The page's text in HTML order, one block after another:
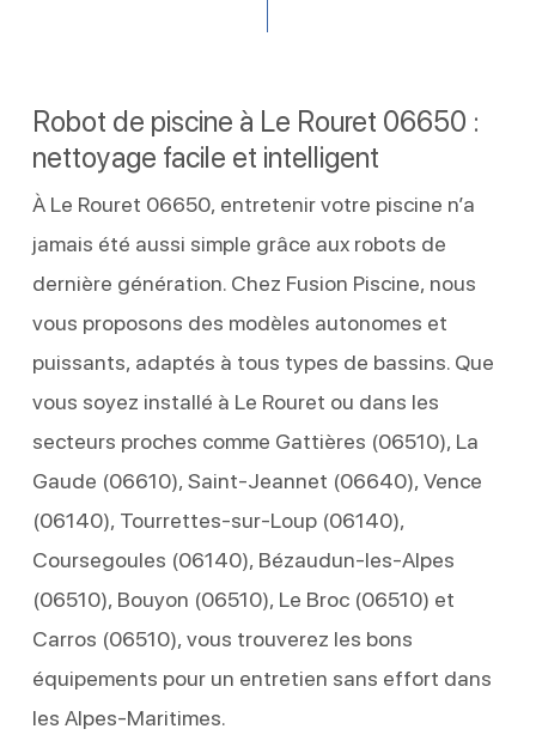
Robot de piscine à Le Rouret 06650 :
nettoyage facile et intelligent
À Le Rouret 06650, entretenir votre piscine n’a
jamais été aussi simple grâce aux robots de
dernière génération. Chez Fusion Piscine, nous
vous proposons des modèles autonomes et
puissants, adaptés à tous types de bassins. Que
vous soyez installé à Le Rouret ou dans les
secteurs proches comme Gattières (06510), La
Gaude (06610), Saint-Jeannet (06640), Vence
(06140), Tourrettes-sur-Loup (06140),
Coursegoules (06140), Bézaudun-les-Alpes
(06510), Bouyon (06510), Le Broc (06510) et
Carros (06510), vous trouverez les bons
équipements pour un entretien sans effort dans
les Alpes-Maritimes.